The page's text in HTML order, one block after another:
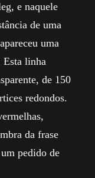
e naquele
de uma
uma
Esta linha
de 150
redondos.
da frase
pedido de